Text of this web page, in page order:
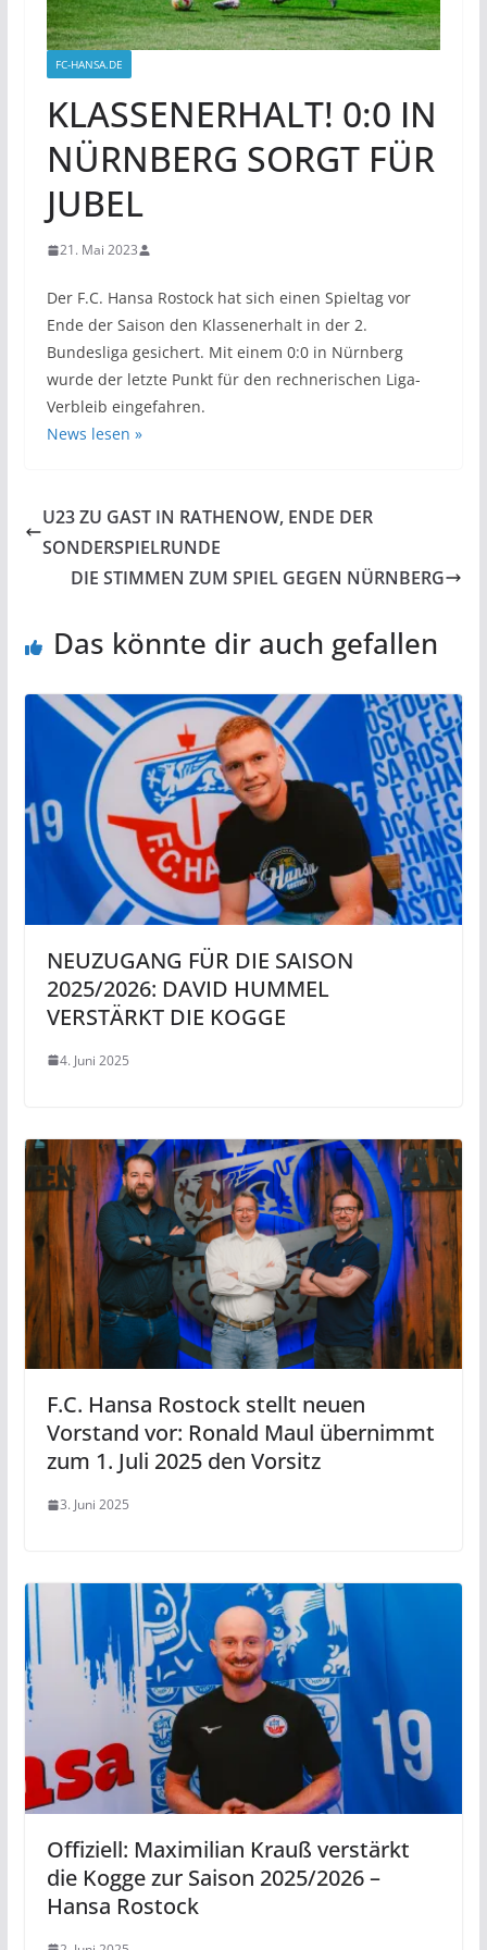
FC-HANSA.DE
KLASSENERHALT! 0:0 IN
NÜRNBERG SORGT FÜR
JUBEL
21. Mai 2023
Der F.C. Hansa Rostock hat sich einen Spieltag vor
Ende der Saison den Klassenerhalt in der 2.
Bundesliga gesichert. Mit einem 0:0 in Nürnberg
wurde der letzte Punkt für den rechnerischen Liga-
Verbleib eingefahren.
News lesen »
U23 ZU GAST IN RATHENOW, ENDE DER
SONDERSPIELRUNDE
DIE STIMMEN ZUM SPIEL GEGEN NÜRNBERG
Das könnte dir auch gefallen
NEUZUGANG FÜR DIE SAISON
2025/2026: DAVID HUMMEL
VERSTÄRKT DIE KOGGE
4. Juni 2025
F.C. Hansa Rostock stellt neuen
Vorstand vor: Ronald Maul übernimmt
zum 1. Juli 2025 den Vorsitz
3. Juni 2025
Offiziell: Maximilian Krauß verstärkt
die Kogge zur Saison 2025/2026 –
Hansa Rostock